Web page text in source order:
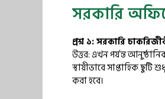
সরকারি
প্রশ্ন ১: সরকারি
উত্তর: এখন পর্যন্ত
স্থায়ীভাবে সাপ্তাহিক ছুটি
করা হবে।